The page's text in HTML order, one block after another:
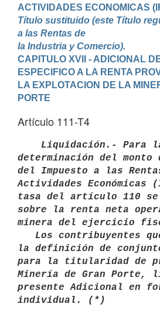
Título sustituido (este Título
a las Rentas de
la Industria y Comercio).
CAPITULO XVII - ADICIONAL
ESPECIFICO A LA RENTA
LA EXPLOTACION DE LA
PORTE
Artículo 111-T4
Liquidación.- Para
determinación del
del Impuesto a las
Actividades Económicas
tasa del artículo 110
sobre la renta neta
minera del ejercicio
la definición de
para la titularidad de
Minería de Gran Porte,
presente Adicional en
individual. (*)